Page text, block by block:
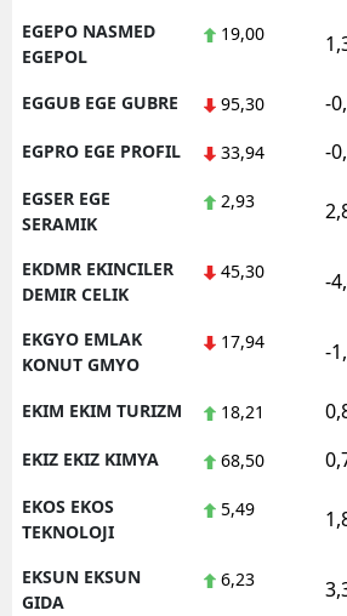
EGEPO NASMED
EGEPOL
19,00
EGGUB EGE GUBRE 95,30 -
EGPRO EGE PROFIL 33,94 -
EGSER EGE
SERAMIK
2,93
EKDMR EKINCILER
DEMIR CELIK
45,30 -
EKGYO EMLAK
KONUT GMYO
17,94 -
EKIM EKIM TURIZM 18,21
EKIZ EKIZ KIMYA 68,50
EKOS EKOS
TEKNOLOJI
5,49
EKSUN EKSUN
GIDA
6,23